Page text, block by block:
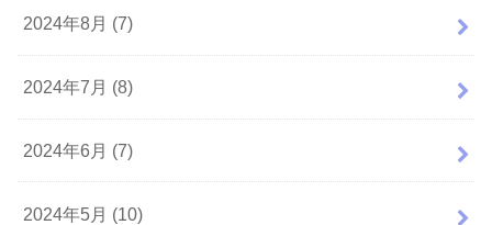
2024年8月 (7)
2024年7月 (8)
2024年6月 (7)
2024年5月 (10)